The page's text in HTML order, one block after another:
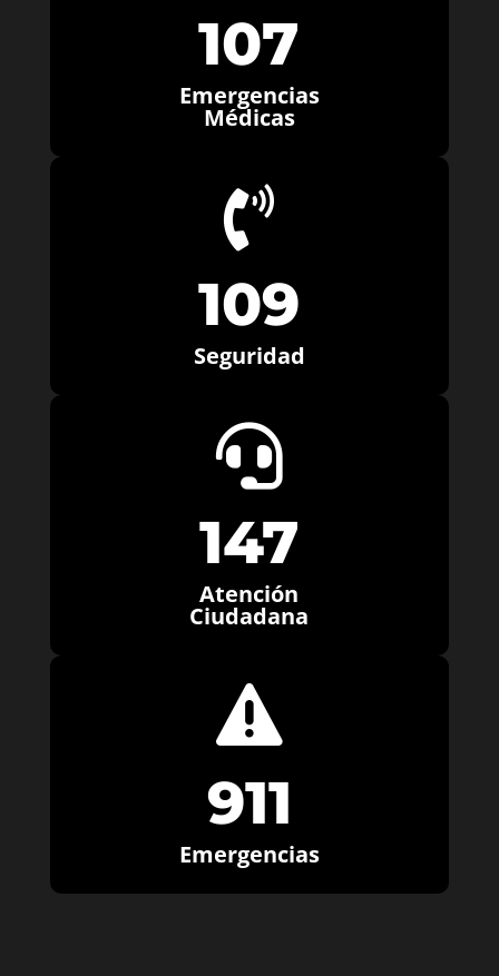
107
Emergencias
Médicas

109
Seguridad

147
Atención
Ciudadana

911
Emergencias